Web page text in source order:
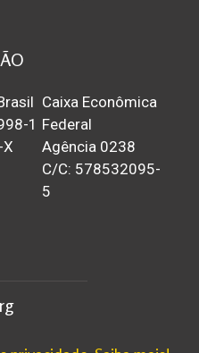
1
Caixa Econômica
Federal
Agência 0238
C/C: 578532095-
5